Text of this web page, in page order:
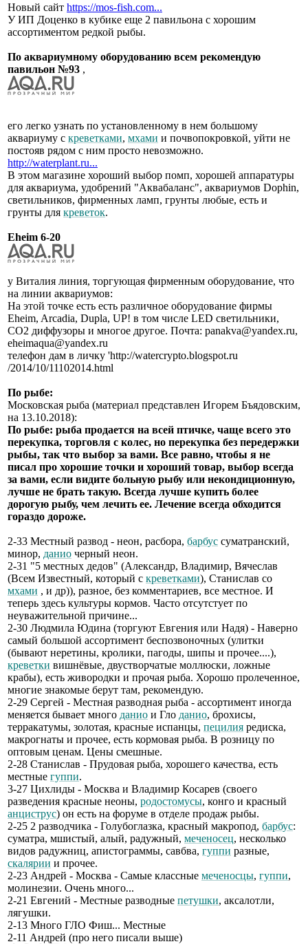
Новый сайт https://mos-fish.com...
У ИП Доценко в кубике еще 2 павильона с хорошим
ассортиментом редкой рыбы.
По аквариумному оборудованию всем рекомендую
павильон №93 ,
его легко узнать по установленному в нем большому
аквариуму с креветками, мхами и почвопокровкой, уйти не
постояв рядом с ним просто невозможно.
http://waterplant.ru...
В этом магазине хороший выбор помп, хорошей аппаратуры
для аквариума, удобрений "Аквабаланс", аквариумов Dophin,
светильников, фирменных ламп, грунты любые, есть и
грунты для креветок.
Eheim 6-20
у Виталия линия, торгующая фирменным оборудование, что
на линии аквариумов:
На этой точке есть есть различное оборудование фирмы
Eheim, Arcadia, Dupla, UP! в том числе LED светильники,
СО2 диффузоры и многое другое. Почта: panakva@yandex.ru,
eheimaqua@yandex.ru
телефон дам в личку 'http://watercrypto.blogspot.ru
/2014/10/11102014.html
По рыбе:
Московская рыба (материал представлен Игорем Бъядовским,
на 13.10.2018):
По рыбе: рыба продается на всей птичке, чаще всего это
перекупка, торговля с колес, но перекупка без передержки
рыбы, так что выбор за вами. Все равно, чтобы я не
писал про хорошие точки и хороший товар, выбор всегда
за вами, если видите больную рыбу или некондиционную,
лучше не брать такую. Всегда лучше купить более
дорогую рыбу, чем лечить ее. Лечение всегда обходится
гораздо дороже.
2-33 Местный развод - неон, расбора, барбус суматранский,
минор, данио черный неон.
2-31 "5 местных дедов" (Александр, Владимир, Вячеслав
(Всем Известный, который с креветками), Станислав со
мхами , и др)), разное, без комментариев, все местное. И
теперь здесь культуры кормов. Часто отсутстует по
неуважительной причине...
2-30 Людмила Юдина (торгуют Евгения или Надя) - Наверно
самый большой ассортимент беспозвоночных (улитки
(бывают неретины, кролики, пагоды, шипы и прочее....),
креветки вишнёвые, двустворчатые моллюски, ложные
крабы), есть живородки и прочая рыба. Хорошо пролеченное,
многие знакомые берут там, рекомендую.
2-29 Сергей - Местная разводная рыба - ассортимент иногда
меняется бывает много данио и Гло данио, брохисы,
терракатумы, золотая, красные испанцы, пецилия редиска,
макрогнаты и прочее, есть кормовая рыба. В розницу по
оптовым ценам. Цены смешные.
2-28 Станислав - Прудовая рыба, хорошего качества, есть
местные гуппи.
3-27 Цихлиды - Москва и Владимир Косарев (своего
разведения красные неоны, родостомусы, конго и красный
анциструс) он есть на форуме в отделе продаж рыбы.
2-25 2 разводчика - Голубоглазка, красный макропод, барбус:
суматра, мшистый, алый, радужный, меченосец, несколько
видов радужниц, апистограммы, савбва, гуппи разные,
скалярии и прочее.
2-23 Андрей - Москва - Самые классные меченосцы, гуппи,
молинезии. Очень много...
2-21 Евгений - Местные разводные петушки, аксалотли,
лягушки.
2-13 Много ГЛО Фиш... Местные
2-11 Андрей (про него писали выше)